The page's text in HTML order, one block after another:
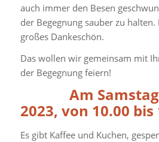
auch immer den Besen
der Begegnung sauber zu
großes Dankeschön.
Das wollen wir gemeinsam mit
der Begegnung feiern!
Am
2023, von 10.00 bis
Es gibt Kaffee und Kuchen,